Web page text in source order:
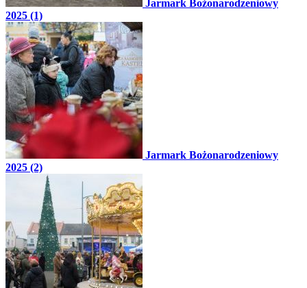
Jarmark Bożonarodzeniowy
2025 (1)
Jarmark Bożonarodzeniowy
2025 (2)